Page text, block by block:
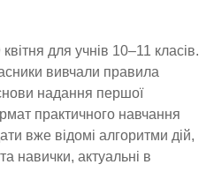
для учнів 10–11 класів.
вивчали правила
надання першої
практичного навчання
вже відомі алгоритми дій,
навички, актуальні в